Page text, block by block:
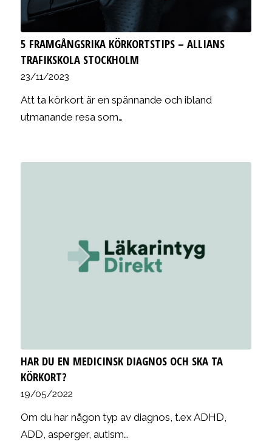
5 FRAMGÅNGSRIKA KÖRKORTSTIPS – ALLIANS
TRAFIKSKOLA STOCKHOLM
23/11/2023
Att ta körkort är en spännande och ibland
utmanande resa som…
HAR DU EN MEDICINSK DIAGNOS OCH SKA TA
KÖRKORT?
19/05/2022
Om du har någon typ av diagnos, t.ex ADHD,
ADD, asperger, autism…